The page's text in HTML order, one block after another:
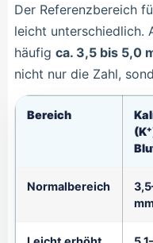
Der Referenzbereich
leicht unterschiedlich.
häufig ca. 3,5 bis 5,0
nicht nur die Zahl,
Bereich
Normalbereich